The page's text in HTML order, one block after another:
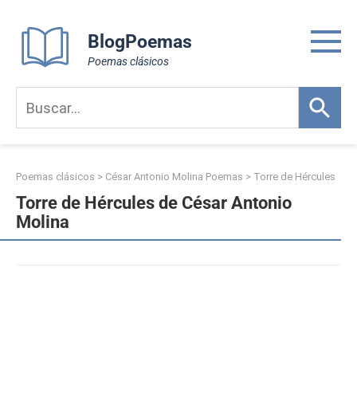
content
BlogPoemas
Poemas clásicos
Poemas clásicos > César Antonio Molina Poemas > Torre de Hércules
Torre de Hércules de César Antonio
Molina